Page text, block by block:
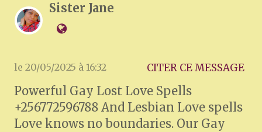
Réhabilitations
Nos patrimoines
Sister Jane
le 20/05/2025 à 16:32 CITER CE MESSAGE
Powerful Gay Lost Love Spells
+256772596788 And Lesbian Love spells
Love knows no boundaries. Our Gay